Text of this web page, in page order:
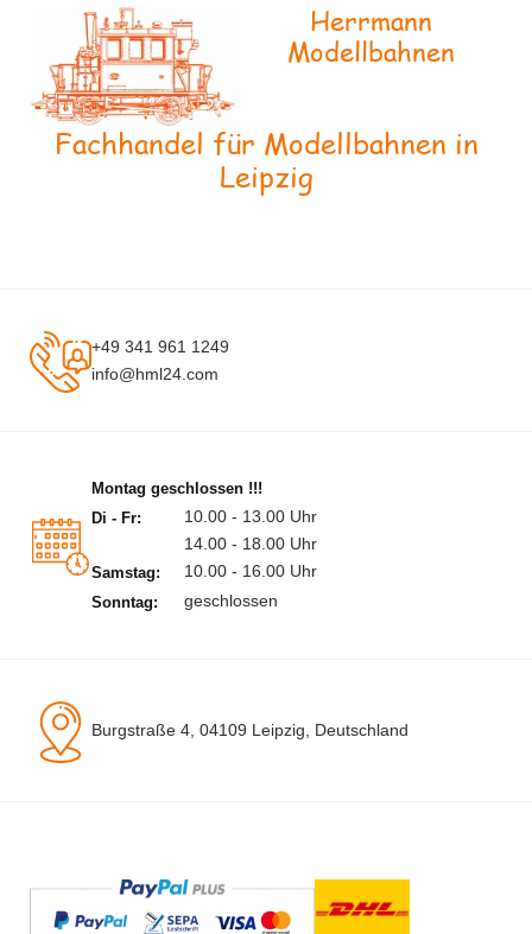
Herrmann
Modellbahnen
Fachhandel für Modellbahnen in
Leipzig
+49 341 961 1249
info@hml24.com
Montag geschlossen !!!
Di - Fr:
10.00 - 13.00 Uhr
14.00 - 18.00 Uhr
Samstag: 10.00 - 16.00 Uhr
Sonntag: geschlossen
Burgstraße 4, 04109 Leipzig, Deutschland